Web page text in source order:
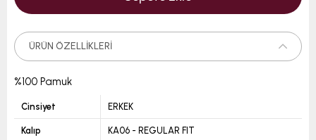
ÜRÜN ÖZELLIKLERI
%100 Pamuk
Cinsiyet ERKEK
Kalıp KA06 - REGULAR FIT